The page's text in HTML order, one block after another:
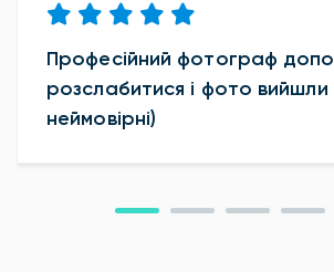
Професійний фотограф
розслабитися і фото
неймовірні)